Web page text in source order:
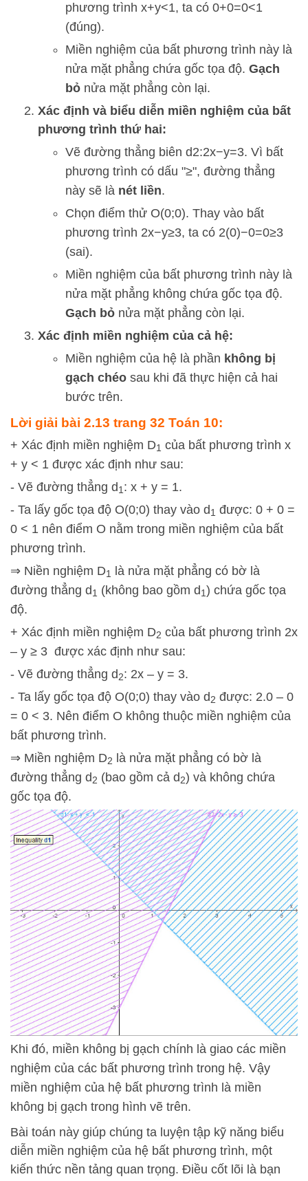
phương trình x+y<1, ta có 0+0=0<1
(đúng).
Miền nghiệm của bất phương trình này là
nửa mặt phẳng chứa gốc tọa độ. Gạch
bỏ nửa mặt phẳng còn lại.
Xác định và biểu diễn miền nghiệm của bất
phương trình thứ hai:
Vẽ đường thẳng biên d2:2x−y=3. Vì bất
phương trình có dấu "≥", đường thẳng
này sẽ là nét liền.
Chọn điểm thử O(0;0). Thay vào bất
phương trình 2x−y≥3, ta có 2(0)−0=0≥3
(sai).
Miền nghiệm của bất phương trình này là
nửa mặt phẳng không chứa gốc tọa độ.
Gạch bỏ nửa mặt phẳng còn lại.
Xác định miền nghiệm của cả hệ:
Miền nghiệm của hệ là phần không bị
gạch chéo sau khi đã thực hiện cả hai
bước trên.
Lời giải bài 2.13 trang 32 Toán 10:
+ Xác định miền nghiệm D1 của bất phương trình x
+ y < 1 được xác định như sau:
- Vẽ đường thẳng d 1: x + y = 1.
- Ta lấy gốc tọa độ O(0;0) thay vào d 1 được: 0 + 0 =
0 < 1 nên điểm O nằm trong miền nghiệm của bất
phương trình.
⇒ Niền nghiệm D1
là nửa mặt phẳng có bờ là
đường thẳng d 1 (không bao gồm d 1) chứa gốc tọa
độ.
+ Xác định miền nghiệm D2 của bất phương trình 2x
– y ≥ 3 được xác định như sau:
- Vẽ đường thẳng d2: 2x – y = 3.
- Ta lấy gốc tọa độ O(0;0) thay vào d2 được: 2.0 – 0
= 0 < 3. Nên điểm O không thuộc miền nghiệm của
bất phương trình.
⇒ Miền nghiệm D2
là nửa mặt phẳng có bờ là
đường thẳng d2 (bao gồm cả d2) và không chứa
gốc tọa độ.
Khi đó, miền không bị gạch chính là giao các miền
nghiệm của các bất phương trình trong hệ. Vậy
miền nghiệm của hệ bất phương trình là miền
không bị gạch trong hình vẽ trên.
Bài toán này giúp chúng ta luyện tập kỹ năng biểu
diễn miền nghiệm của hệ bất phương trình, một
kiến thức nền tảng quan trọng. Điều cốt lõi là bạn